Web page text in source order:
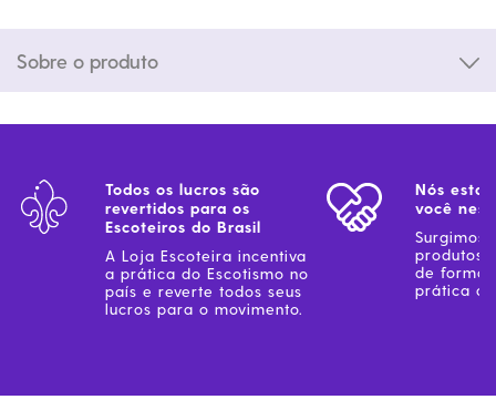
Sobre o produto
Todos os lucros são
revertidos para os
Escoteiros do Brasil
A Loja Escoteira incentiva
a prática do Escotismo no
país e reverte todos seus
lucros para o movimento.
Nós
você
Surgimos
produtos
de forma
prática